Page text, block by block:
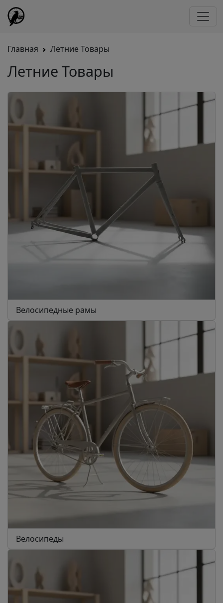
Главная Летние Товары
Летние Товары
Велосипедные рамы
Велосипеды